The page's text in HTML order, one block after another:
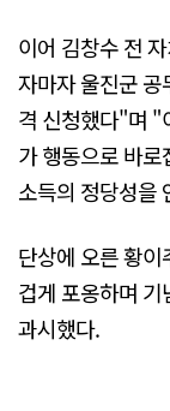
이어 김창수 전
자마자 울진군
격 신청했다"며 "
가 행동으로 바
소득의 정당성을
단상에 오른 황
겁게 포옹하며
과시했다.